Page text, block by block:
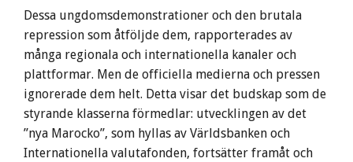
Dessa ungdomsdemonstrationer och den brutala
repression som åtföljde dem, rapporterades av
många regionala och internationella kanaler och
plattformar. Men de officiella medierna och pressen
ignorerade dem helt. Detta visar det budskap som de
styrande klasserna förmedlar: utvecklingen av det
”nya Marocko”, som hyllas av Världsbanken och
Internationella valutafonden, fortsätter framåt och